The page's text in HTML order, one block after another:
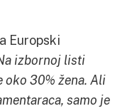
Europski
izbornoj listi
oko 30% žena. Ali
samo je